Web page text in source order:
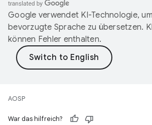
Google verwendet KI-Technologie,
bevorzugte Sprache zu übersetzen.
können Fehler enthalten.
AOSP
War das hilfreich?